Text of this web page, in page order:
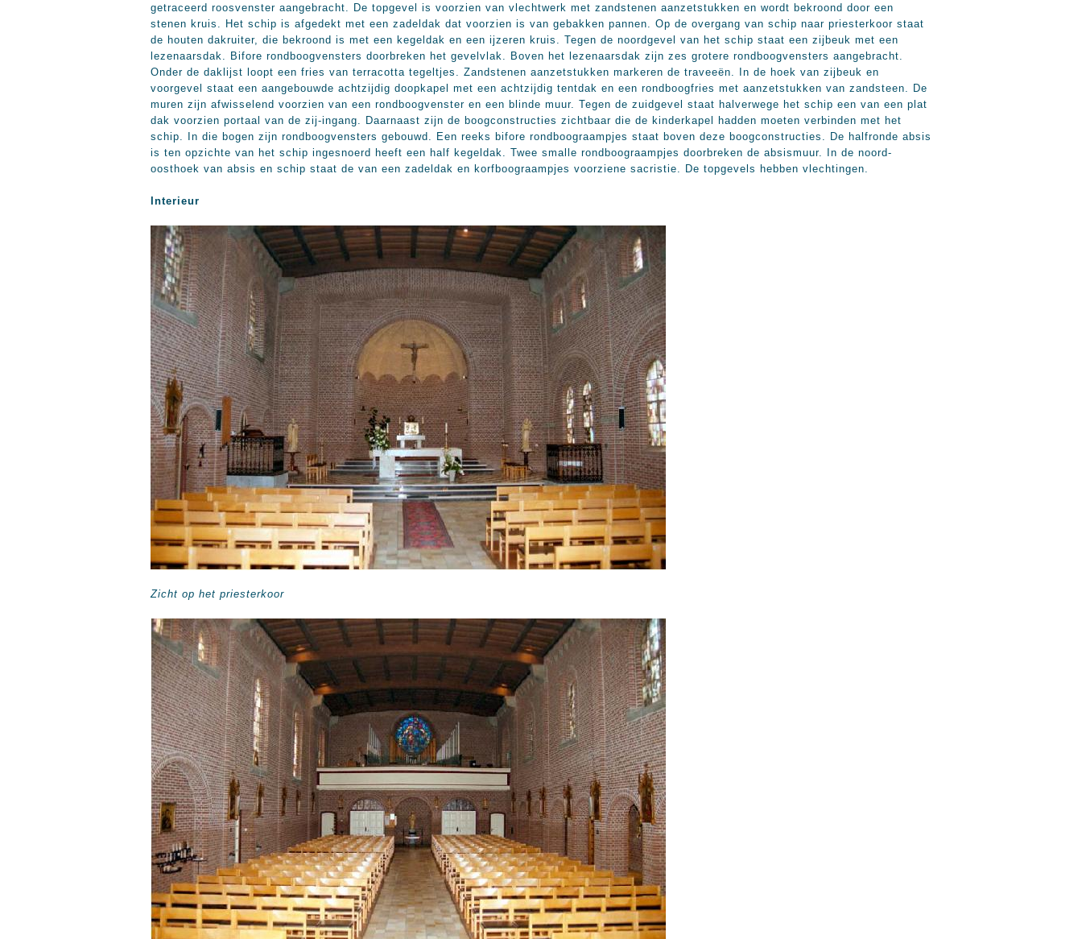
getraceerd roosvenster aangebracht. De topgevel is voorzien van vlechtwerk met zandstenen aanzetstukken en wordt bekroond door een
stenen kruis. Het schip is afgedekt met een zadeldak dat voorzien is van gebakken pannen. Op de overgang van schip naar priesterkoor staat
de houten dakruiter, die bekroond is met een kegeldak en een ijzeren kruis. Tegen de noordgevel van het schip staat een zijbeuk met een
lezenaarsdak. Bifore rondboogvensters doorbreken het gevelvlak. Boven het lezenaarsdak zijn zes grotere rondboogvensters aangebracht.
Onder de daklijst loopt een fries van terracotta tegeltjes. Zandstenen aanzetstukken markeren de traveeën. In de hoek van zijbeuk en
voorgevel staat een aangebouwde achtzijdig doopkapel met een achtzijdig tentdak en een rondboogfries met aanzetstukken van zandsteen. De
muren zijn afwisselend voorzien van een rondboogvenster en een blinde muur. Tegen de zuidgevel staat halverwege het schip een van een plat
dak voorzien portaal van de zij-ingang. Daarnaast zijn de boogconstructies zichtbaar die de kinderkapel hadden moeten verbinden met het
schip. In die bogen zijn rondboogvensters gebouwd. Een reeks bifore rondboograampjes staat boven deze boogconstructies. De halfronde absis
is ten opzichte van het schip ingesnoerd heeft een half kegeldak. Twee smalle rondboograampjes doorbreken de absismuur. In de noord-
oosthoek van absis en schip staat de van een zadeldak en korfboograampjes voorziene sacristie. De topgevels hebben vlechtingen.
Interieur
Zicht op het priesterkoor